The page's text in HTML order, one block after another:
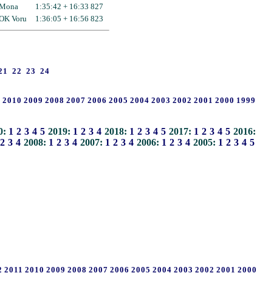
1:35:42 + 16:33 827
Voru 1:36:05 + 16:56 823
22 23 24
2010 2009 2008 2007 2006 2005 2004 2003 2002 2001 2000 1999
1 2 3 4 5 2019: 1 2 3 4 2018: 1 2 3 4 5 2017: 1 2 3 4 5 2016:
2 3 4 2008: 1 2 3 4 2007: 1 2 3 4 2006: 1 2 3 4 2005: 1 2 3 4 5
2011 2010 2009 2008 2007 2006 2005 2004 2003 2002 2001 2000